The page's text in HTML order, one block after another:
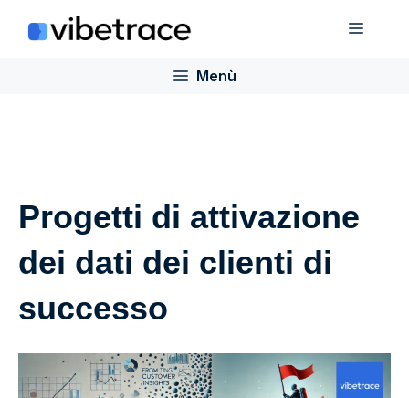
Menù
Menù
Progetti di attivazione
dei dati dei clienti di
successo